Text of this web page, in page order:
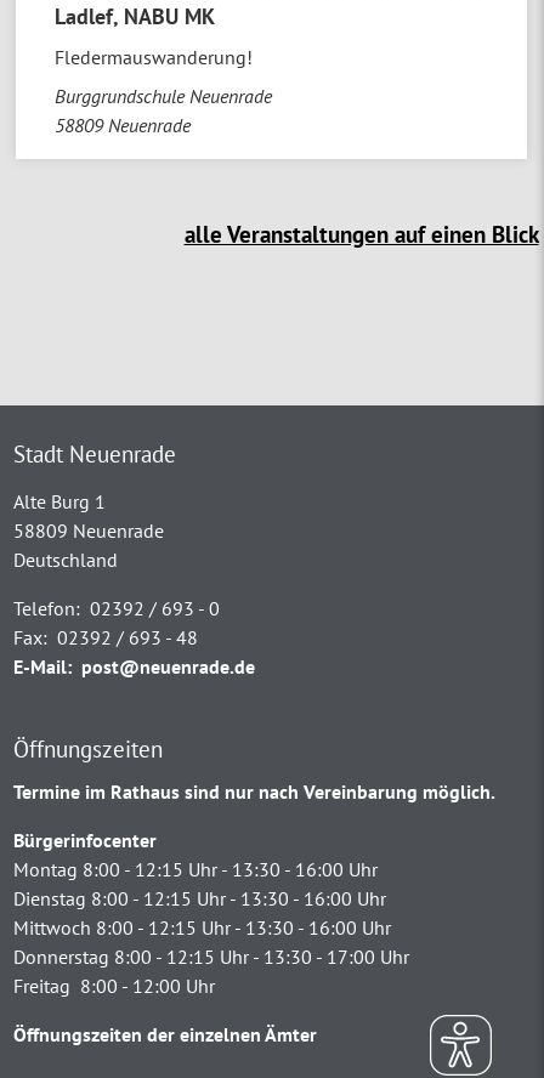
Ladlef, NABU MK
Fledermauswanderung!
Burggrundschule Neuenrade
58809Neuenrade
alle Veranstaltungen auf einen Blick
Stadt Neuenrade
Alte Burg 1
58809 Neuenrade
Deutschland
Telefon: 02392 / 693 - 0
Fax: 02392 / 693 - 48
E-Mail: post@neuenrade.de
Öffnungszeiten
Termine im Rathaus sind nur nach Vereinbarung möglich.
Bürgerinfocenter
Montag 8:00 - 12:15 Uhr - 13:30 - 16:00 Uhr
Dienstag 8:00 - 12:15 Uhr - 13:30 - 16:00 Uhr
Mittwoch 8:00 - 12:15 Uhr - 13:30 - 16:00 Uhr
Donnerstag 8:00 - 12:15 Uhr - 13:30 - 17:00 Uhr
Freitag 8:00 - 12:00 Uhr
Öffnungszeiten der einzelnen Ämter